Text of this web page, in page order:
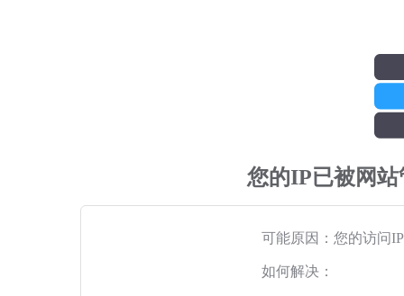
您的IP已被网
可能原因：您的访问
如何解决：